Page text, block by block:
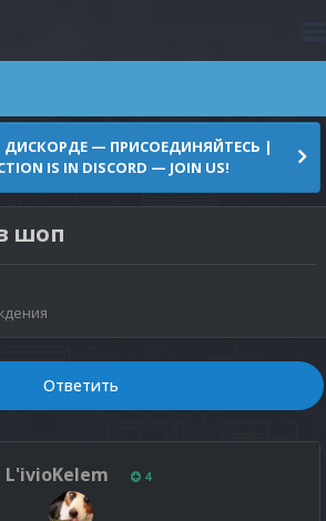
ДИСКОРДЕ — ПРИСОЕДИНЯЙТЕСЬ |
IS IN DISCORD — JOIN US!
шоп
Ответить
L'ivioKelem 4